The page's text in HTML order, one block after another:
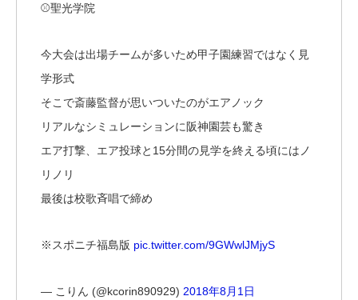
⚾️聖光学院
今大会は出場チームが多いため甲子園練習ではなく見
学形式
そこで斎藤監督が思いついたのがエアノック
リアルなシミュレーションに阪神園芸も驚き
エア打撃、エア投球と15分間の見学を終える頃にはノ
リノリ
最後は校歌斉唱で締め
※スポニチ福島版 pic.twitter.com/9GWwlJMjyS
— こりん (@kcorin890929) 2018年8月1日